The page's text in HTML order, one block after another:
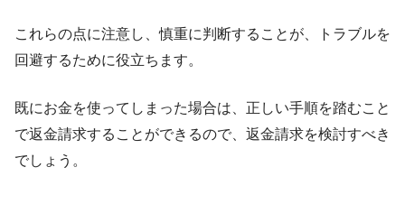
これらの点に注意し、慎重に判断することが、トラブルを
回避するために役立ちます。
既にお金を使ってしまった場合は、正しい手順を踏むこと
で返金請求することができるので、返金請求を検討すべき
でしょう。